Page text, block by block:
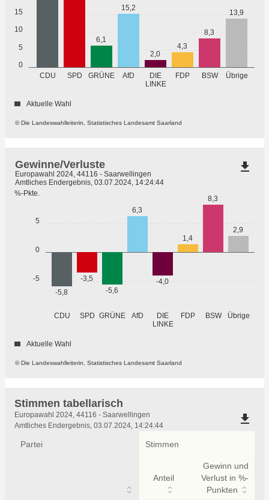
0
5
10
15
CDU SPD GRÜNE AfD
DIE
LINKE
FDP BSW Übrige
6,1
15,2
2,0
4,3
8,3
13,9
© Die Landeswahlleiterin, Statistisches Landesamt Saarland
Aktuelle Wahl
-5
0
5
%-Pkte.
CDU SPD GRÜNE AfD
DIE
LINKE
FDP BSW Übrige
-5,8
-3,5
-5,6
6,3
-4,0
1,4
8,3
2,9
© Die Landeswahlleiterin, Statistisches Landesamt Saarland
Gewinne/Verluste
Europawahl 2024, 44116 - Saarwellingen
Amtliches Endergebnis, 03.07.2024, 14:24:44
Aktuelle Wahl
file_download
Stimmen tabellarisch
Stimmen
tabellarisch
Europawahl 2024, 44116 - Saarwellingen
Amtliches Endergebnis, 03.07.2024, 14:24:44
file_download
Partei Stimmen
Anteil
Gewinn und
Verlust in %-
Punkten